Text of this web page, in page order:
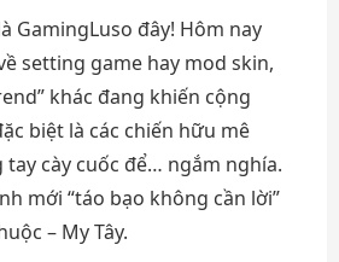
GamingLuso đây! Hôm nay
setting game hay mod skin,
khác đang khiến cộng
biệt là các chiến hữu mê
tay cày cuốc để… ngắm nghía.
mới “táo bạo không cần lời”
– My Tây.